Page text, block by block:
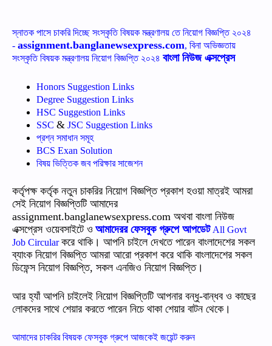
স্নাতক পাসে চাকরি দিচ্ছে সংস্কৃতি বিষয়ক মন্ত্রণালয় তে নিয়োগ বিজ্ঞপ্তি ২০২৪
- assignment.banglanewsexpress.com, বিনা অভিজ্ঞতায়
সংস্কৃতি বিষয়ক মন্ত্রণালয় নিয়োগ বিজ্ঞপ্তি ২০২৪ বাংলা নিউজ এক্সপ্রেস
Honors Suggestion Links
Degree Suggestion Links
HSC Suggestion Links
SSC ‍& JSC Suggestion Links
প্রশ্ন সমাধান সমূহ
BCS Exan Solution
বিষয় ভিত্তিক জব পরিক্ষার সাজেশন
কর্তৃপক্ষ কর্তৃক নতুন চাকরির নিয়োগ বিজ্ঞপ্তি প্রকাশ হওয়া মাত্রই আমরা
সেই নিয়োগ বিজ্ঞপ্তিটি আমাদের
assignment.banglanewsexpress.com অথবা বাংলা নিউজ
এক্সপ্রেস ওয়েবসাইটে ও আমাদেরর ফেসবুক গ্রুপে আপডেট All Govt
Job Circular করে থাকি। আপনি চাইলে দেখতে পারেন বাংলাদেশের সকল
ব্যাংক নিয়োগ বিজ্ঞপ্তি আমরা আরো প্রকাশ করে থাকি বাংলাদেশের সকল
ডিফেন্স নিয়োগ বিজ্ঞপ্তি, সকল এনজিও নিয়োগ বিজ্ঞপ্তি।
আর হ্যাঁ আপনি চাইলেই নিয়োগ বিজ্ঞপ্তিটি আপনার বন্ধু-বান্ধব ও কাছের
লোকদের সাথে শেয়ার করতে পারেন নিচে থাকা শেয়ার বাটন থেকে।
আমাদের চাকরির বিষয়ক ফেসবুক গ্রুপে আজকেই জয়েন্ট করুন